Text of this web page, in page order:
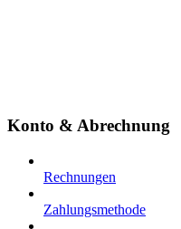
Konto & Abrechnung
Rechnungen
Zahlungsmethode